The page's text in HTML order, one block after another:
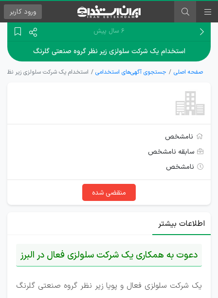
ورود کاربر
۶ سال پیش
استخدام یک شرکت سلولزی زیر نظر گروه صنعتی گلرنگ
صفحه اصلی جستجوی آگهی‌های استخدامی استخدام یک شرکت سلولزی زیر نظر
نامشخص
سابقه نامشخص
نامشخص
منقضی شده
اطلاعات بیشتر
دعوت به همکاری یک شرکت سلولزی فعال در البرز
یک شرکت سلولزی فعال و پویا زیر نظر گروه صنعتی گلرنگ